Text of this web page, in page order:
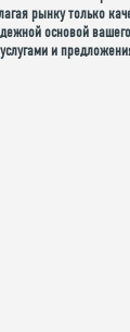
рынку только
основой
и